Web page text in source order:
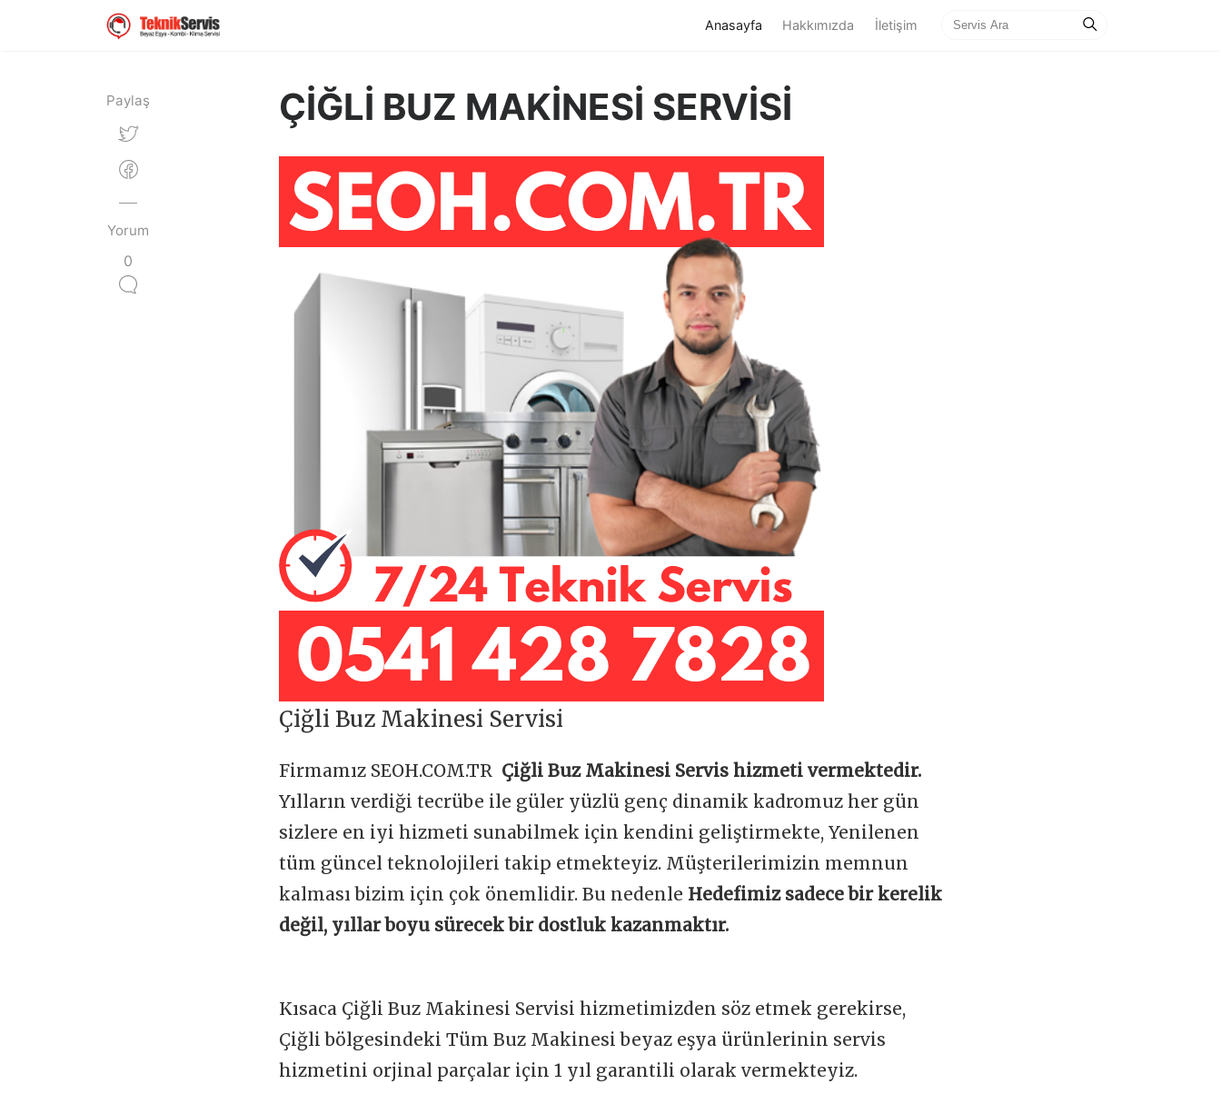
Anasayfa (current)
Hakkımızda İletişim
Paylaş
Yorum
0
ÇİĞLİ BUZ MAKİNESİ SERVİSİ
Çiğli Buz Makinesi Servisi
Firmamız SEOH.COM.TR Çiğli Buz Makinesi Servis hizmeti vermektedir.
Yılların verdiği tecrübe ile güler yüzlü genç dinamik kadromuz her gün
sizlere en iyi hizmeti sunabilmek için kendini geliştirmekte, Yenilenen
tüm güncel teknolojileri takip etmekteyiz. Müşterilerimizin memnun
kalması bizim için çok önemlidir. Bu nedenle Hedefimiz sadece bir kerelik
değil, yıllar boyu sürecek bir dostluk kazanmaktır.
Kısaca Çiğli Buz Makinesi Servisi hizmetimizden söz etmek gerekirse,
Çiğli bölgesindeki Tüm Buz Makinesi beyaz eşya ürünlerinin servis
hizmetini orjinal parçalar için 1 yıl garantili olarak vermekteyiz.